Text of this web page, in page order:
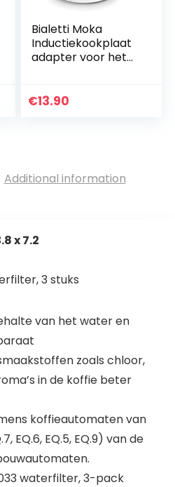
Bialetti Moka
Inductiekookplaat
adapter voor het
kookgerei op
€13.90
Additional information
x 7.2
3 stuks
van het water en
zoals chloor,
in de koffie beter
koffieautomaten van
EQ.6, EQ.5, EQ.9) van de
waterfilter, 3-pack